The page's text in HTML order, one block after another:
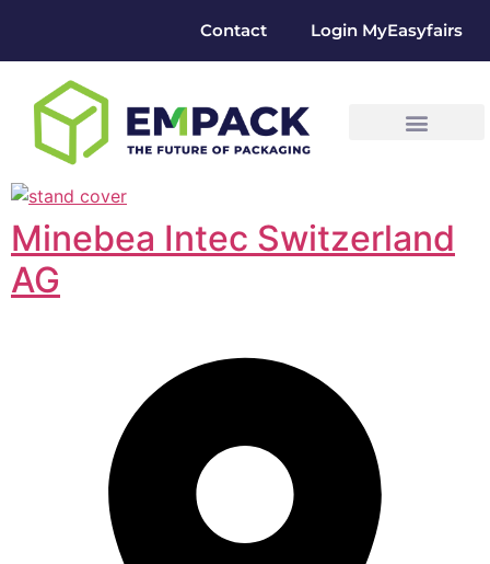
Contact Login MyEasyfairs
Minebea Intec Switzerland
AG